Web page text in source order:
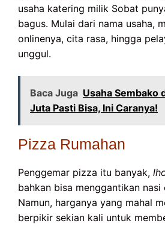
usaha katering milik Sobat
bagus. Mulai dari nama usaha,
onlinenya, cita rasa, hingga
unggul.
Baca Juga Usaha Sembako
Juta Pasti Bisa, Ini Caranya!
Pizza Rumahan
Penggemar pizza itu banyak,
bahkan bisa menggantikan nasi
Namun, harganya yang mahal
berpikir sekian kali untuk